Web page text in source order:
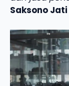
Saksono Jati